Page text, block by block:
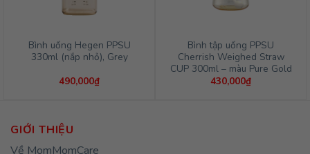
Bình uống Hegen PPSU
330ml (nắp nhỏ), Grey
490,000₫
Bình tập uống PPSU
Cherrish Weighed Straw
CUP 300ml – màu Pure Gold
430,000₫
GIỚI THIỆU
Về MomMomCare